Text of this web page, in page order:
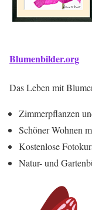
Blumenbilder.org
Das Leben mit
Zimmerpflanzen
Schöner Wohnen
Kostenlose
Natur- und